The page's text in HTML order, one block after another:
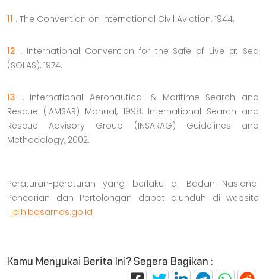
11 . The Convention on International Civil Aviation, 1944.
12 . International Convention for the Safe of Live at Sea
(SOLAS), 1974.
13 . International Aeronautical & Maritime Search and
Rescue (IAMSAR) Manual, 1998. International Search and
Rescue Advisory Group (INSARAG) Guidelines and
Methodology, 2002.
Peraturan-peraturan yang berlaku di Badan Nasional
Pencarian dan Pertolongan dapat diunduh di website
: jdih.basarnas.go.id
Kamu Menyukai Berita Ini? Segera Bagikan :